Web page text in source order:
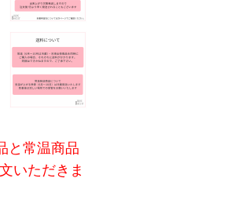
と常温商品
いただきま